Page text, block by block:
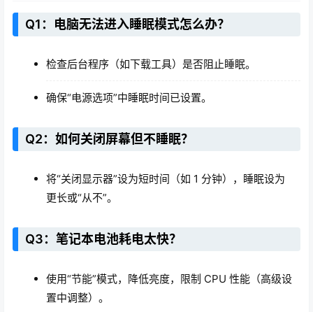
Q1：电脑无法进入睡眠模式怎么办？
检查后台程序（如下载工具）是否阻止睡眠。
确保“电源选项”中睡眠时间已设置。
Q2：如何关闭屏幕但不睡眠？
将“关闭显示器”设为短时间（如 1 分钟），睡眠设为
更长或“从不”。
Q3：笔记本电池耗电太快？
使用“节能”模式，降低亮度，限制 CPU 性能（高级设
置中调整）。